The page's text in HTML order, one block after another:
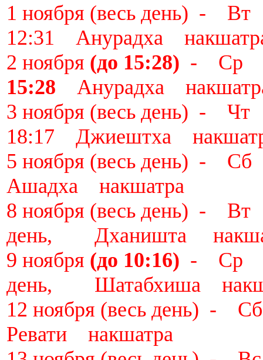
1 ноября (весь день) -
12:31 Анурадха
2 ноября (до 15:28) - Ср
15:28
Анурадха
3 ноября (весь день) -
18:17 Джиештха
5 ноября (весь день) -
Ашадха накшатра
8 ноября (весь день) -
день, Дханишта
9 ноября (до 10:16) -
день, Шатабхиша
12 ноября (весь день)
Ревати накшатра